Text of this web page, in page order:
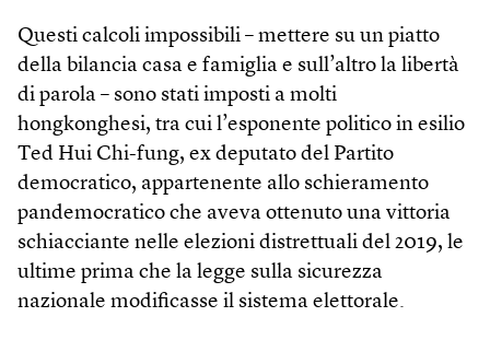
Questi calcoli impossibili – mettere su un piatto
della bilancia casa e famiglia e sull’altro la libertà
di parola – sono stati imposti a molti
hongkonghesi, tra cui l’esponente politico in esilio
Ted Hui Chi-fung, ex deputato del Partito
democratico, appartenente allo schieramento
pandemocratico che aveva ottenuto una vittoria
schiacciante nelle elezioni distrettuali del 2019, le
ultime prima che la legge sulla sicurezza
nazionale modificasse il sistema elettorale.